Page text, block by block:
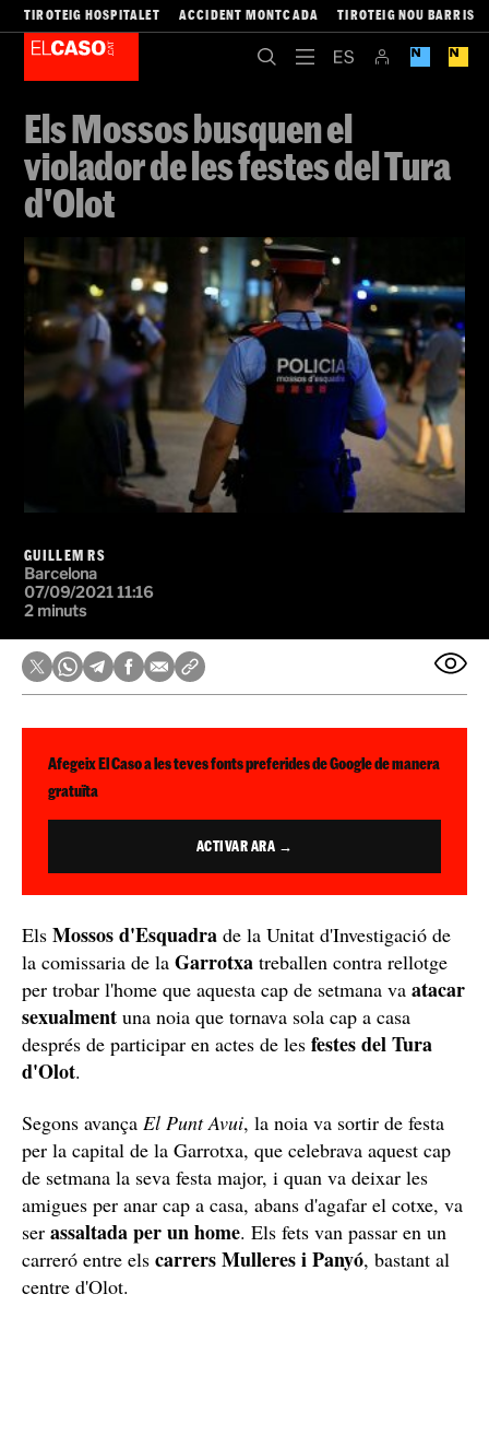
TIROTEIG HOSPITALET ACCIDENT MONTCADA TIROTEIG NOU BARRIS
Els Mossos busquen el
violador de les festes del Tura
d'Olot
GUILLEM RS
Barcelona
07/09/2021 11:16
2 minuts
Afegeix El Caso a les teves fonts preferides de Google de manera
gratuïta
ACTIVAR ARA →
Els Mossos d'Esquadra de la Unitat d'Investigació de
la comissaria de la Garrotxa treballen contra rellotge
per trobar l'home que aquesta cap de setmana va atacar
sexualment una noia que tornava sola cap a casa
després de participar en actes de les festes del Tura
d'Olot.
Segons avança El Punt Avui, la noia va sortir de festa
per la capital de la Garrotxa, que celebrava aquest cap
de setmana la seva festa major, i quan va deixar les
amigues per anar cap a casa, abans d'agafar el cotxe, va
ser assaltada per un home. Els fets van passar en un
carreró entre els carrers Mulleres i Panyó, bastant al
centre d'Olot.